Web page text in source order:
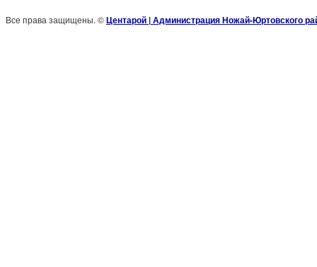
Все права защищены. ©Центарой | Администрация Ножай-Юртовского